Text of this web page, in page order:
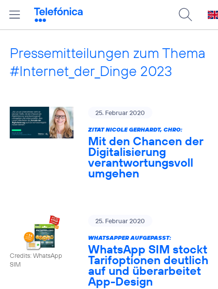
Pressemitteilungen zum Thema
#Internet_der_Dinge 2023
25. Februar 2020
ZITAT NICOLE GERHARDT, CHRO:
Mit den Chancen der
Digitalisierung
verantwortungsvoll
umgehen
Credits: WhatsApp
SIM
25. Februar 2020
WHATSAPPER AUFGEPASST:
WhatsApp SIM stockt
Tarifoptionen deutlich
auf und überarbeitet
App-Design